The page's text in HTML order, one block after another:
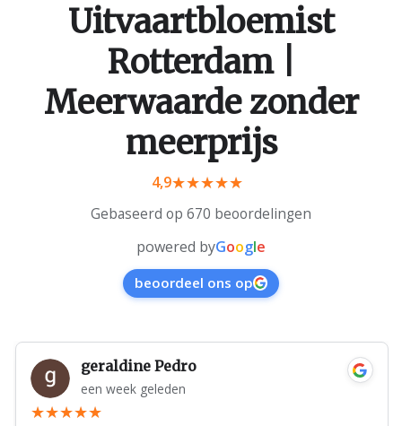
Uitvaartbloemist
Rotterdam |
Meerwaarde zonder
meerprijs
4,9
Gebaseerd op 670 beoordelingen
powered byGoogle
beoordeel ons op
geraldine Pedro
een week geleden